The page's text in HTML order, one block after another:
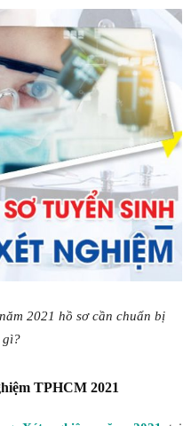
2021 hồ sơ cần chuẩn bị
gì?
TPHCM 2021